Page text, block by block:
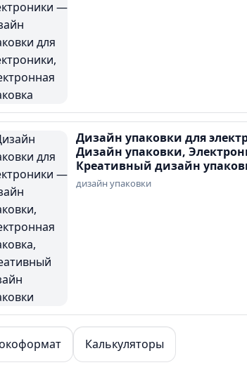
Дизайн упаковки для
Дизайн упаковки,
Креативный дизайн
дизайн упаковки
Калькуляторы